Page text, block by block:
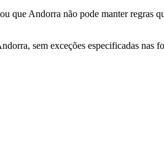
que Andorra não pode manter regras
sem exceções especificadas nas